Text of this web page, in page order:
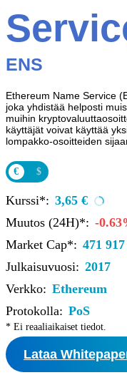
ENS
Ethereum Name Service
joka yhdistää helposti
muihin
käyttäjät voivat käyttää
lompakko-osoitteiden
€ $
Kurssi*: 3,65 €
Muutos (24H)*: -
Market Cap*: 471
Julkaisuvuosi: 2017
Verkko: Ethereum
Protokolla: PoS
* Ei reaaliaikaiset tiedot.
Lataa